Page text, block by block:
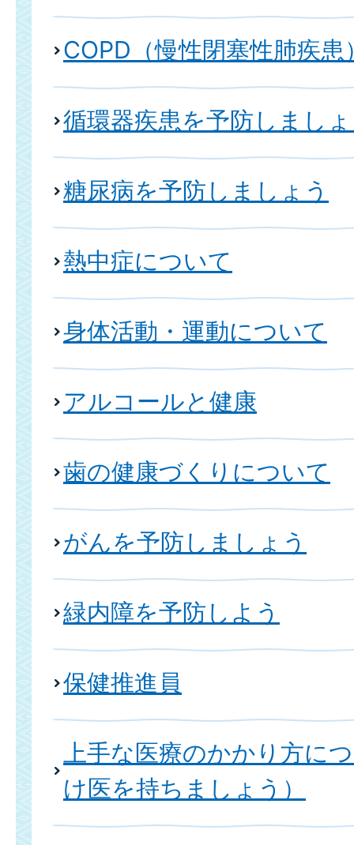
COPD（慢性閉塞性肺疾患
循環器疾患を予防しまし
糖尿病を予防しましょう
熱中症について
身体活動・運動について
アルコールと健康
歯の健康づくりについて
がんを予防しましょう
緑内障を予防しよう
保健推進員
上手な医療のかかり方に
け医を持ちましょう）